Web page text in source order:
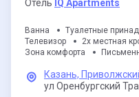
Отель IQ Apartments
Ванна Туалетные
Телевизор
2х местная
Зона комфорта
Казань,
ул Оренбургский